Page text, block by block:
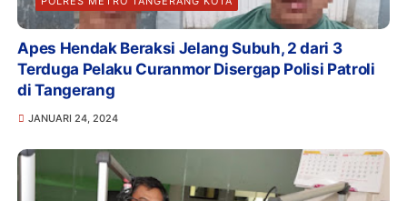
Apes Hendak Beraksi Jelang Subuh, 2 dari 3
Terduga Pelaku Curanmor Disergap Polisi Patroli
di Tangerang
JANUARI 24, 2024